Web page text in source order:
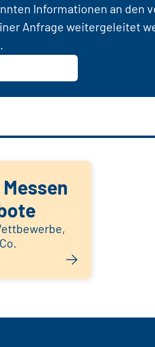
Informationen an den
Anfrage weitergeleitet